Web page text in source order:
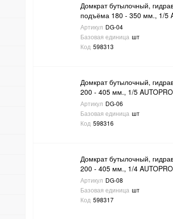
Домкрат бутылочный,
подъёма 180 - 350 мм., 1/5
Артикул DG-04
Базовая единица шт
Код 598313
Домкрат бутылочный,
200 - 405 мм., 1/5
Артикул DG-06
Базовая единица шт
Код 598316
Домкрат бутылочный,
200 - 405 мм., 1/4
Артикул DG-08
Базовая единица шт
Код 598317